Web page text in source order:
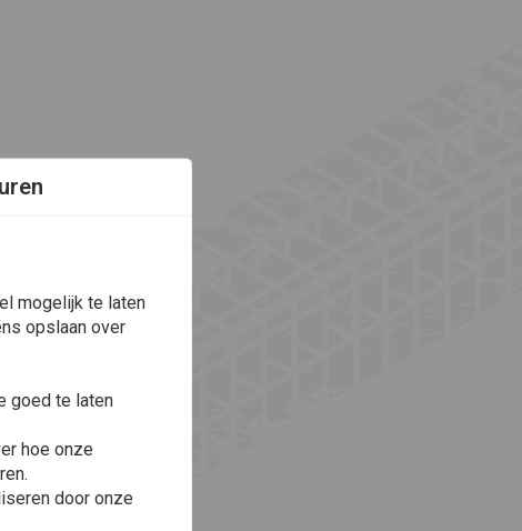
mogelijk te laten
opslaan over
goed te laten
hoe onze
door onze